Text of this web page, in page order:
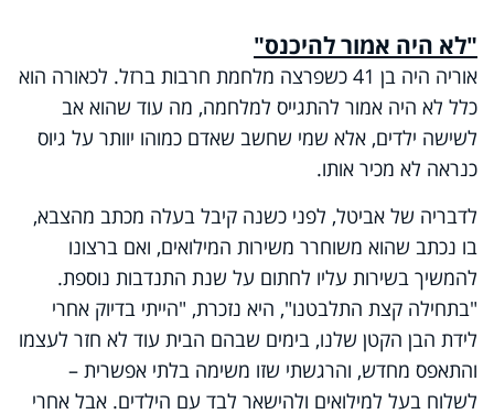
"לא היה אמור להיכנס"
אוריה היה בן 41 כשפרצה מלחמת חרבות ברזל. לכאורה הוא
כלל לא היה אמור להתגייס למלחמה, מה עוד שהוא אב
לשישה ילדים, אלא שמי שחשב שאדם כמוהו יוותר על גיוס
כנראה לא מכיר אותו.
לדבריה של אביטל, לפני כשנה קיבל בעלה מכתב מהצבא,
בו נכתב שהוא משוחרר משירות המילואים, ואם ברצונו
להמשיך בשירות עליו לחתום על שנת התנדבות נוספת.
"בתחילה קצת התלבטנו", היא נזכרת, "הייתי בדיוק אחרי
לידת הבן הקטן שלנו, בימים שבהם הבית עוד לא חזר לעצמו
והתאפס מחדש, והרגשתי שזו משימה בלתי אפשרית –
לשלוח בעל למילואים ולהישאר לבד עם הילדים. אבל אחרי